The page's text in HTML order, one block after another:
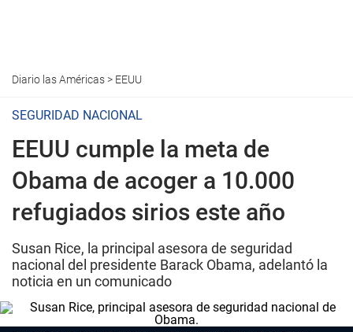
Diario las Américas> EEUU
SEGURIDAD NACIONAL
EEUU cumple la meta de
Obama de acoger a 10.000
refugiados sirios este año
Susan Rice, la principal asesora de seguridad
nacional del presidente Barack Obama, adelantó la
noticia en un comunicado